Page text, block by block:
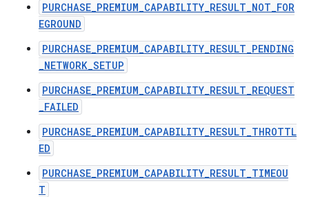
PURCHASE_PREMIUM_CAPABILITY_RESULT_NOT_FOR
EGROUND
PURCHASE_PREMIUM_CAPABILITY_RESULT_PENDING
_NETWORK_SETUP
PURCHASE_PREMIUM_CAPABILITY_RESULT_REQUEST
_FAILED
PURCHASE_PREMIUM_CAPABILITY_RESULT_THROTTL
ED
PURCHASE_PREMIUM_CAPABILITY_RESULT_TIMEOU
T